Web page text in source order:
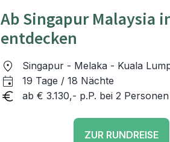
Ab Singapur Malaysia
entdecken
Singapur - Melaka - Kuala
Negara Nationalpark - Cameron
Penang - Langkawi
19 Tage / 18 Nächte
ab € 3.130,- p.P. bei 2 Personen
ZUR RUNDREISE